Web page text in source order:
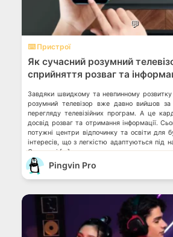
💬
⌨️ Пристрої
Як сучасний розумний
сприйняття розваг та
Завдяки швидкому та невпинному розвитку
розумний телевізор вже давно вийшов
перегляду телевізійних програм. А це
досвід розваг та отримання інформації.
потужні центри відпочинку та освіти для
інтересів, що з легкістю адаптуються під
Отже, які […]
Pingvin Pro